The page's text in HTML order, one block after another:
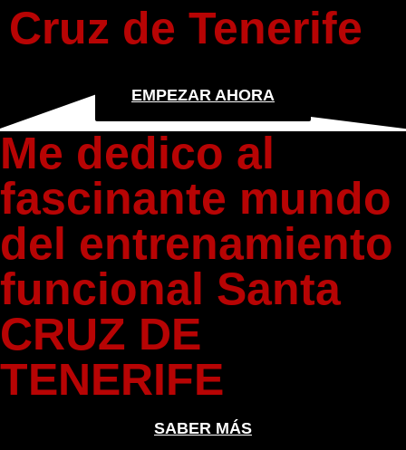
Cruz de Tenerife
EMPEZAR AHORA
Me dedico al
fascinante mundo
del entrenamiento
funcional Santa
CRUZ DE
TENERIFE
SABER MÁS